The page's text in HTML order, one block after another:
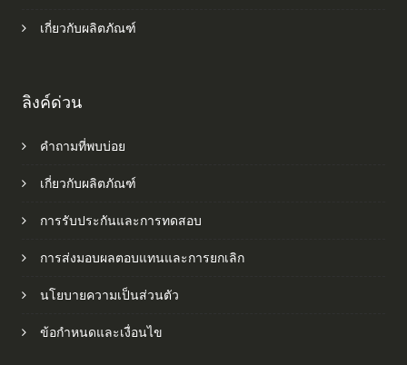
เกี่ยวกับผลิตภัณฑ์
ลิงค์ด่วน
คำถามที่พบบ่อย
เกี่ยวกับผลิตภัณฑ์
การรับประกันและการทดสอบ
การส่งมอบผลตอบแทนและการยกเลิก
นโยบายความเป็นส่วนตัว
ข้อกำหนดและเงื่อนไข